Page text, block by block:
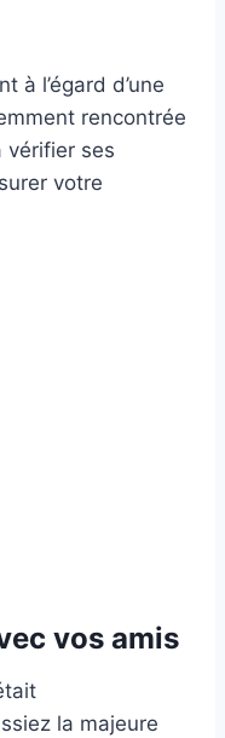
à l’égard d’une
rencontrée
vérifier ses
votre
vos amis
la majeure